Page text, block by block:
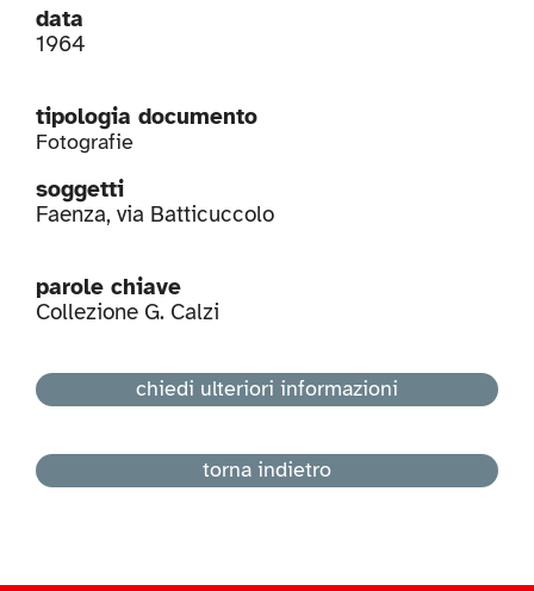
data
1964
tipologia documento
Fotografie
soggetti
Faenza, via Batticuccolo
parole chiave
Collezione G. Calzi
chiedi ulteriori informazioni
torna indietro